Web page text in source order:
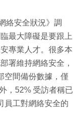
絡安全狀況》調
最大障礙是要跟上
專業人才。很多本
署維持網絡安全，
空間備份數據，僅
，52% 受訪者稱已
員工對網絡安全的